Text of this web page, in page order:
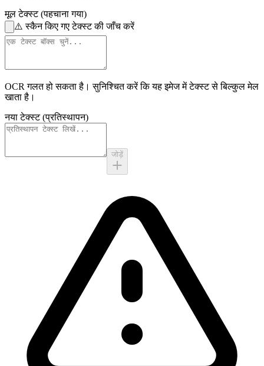
मूल टेक्स्ट (पहचाना गया)
⚠️स्कैन किए गए टेक्स्ट की जाँच करें
OCR गलत हो सकता है। सुनिश्चित करें कि यह इमेज में टेक्स्ट से बिल्कुल मेल
खाता है।
नया टेक्स्ट (प्रतिस्थापन)
जोड़ें